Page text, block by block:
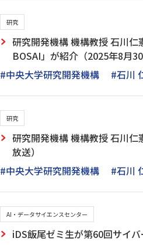
研究
研究開発機構 機構教授 石川
BOSAI」が紹介（2025年8月30
#中央大学研究開発機構
#石川
研究
研究開発機構 機構教授 石川
放送）
#中央大学研究開発機構
#石川
AI・データサイエンスセンター
iDS飯尾ゼミ生が第60回サイ